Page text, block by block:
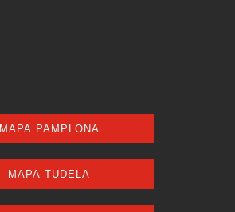
MAPA PAMPLONA
MAPA TUDELA